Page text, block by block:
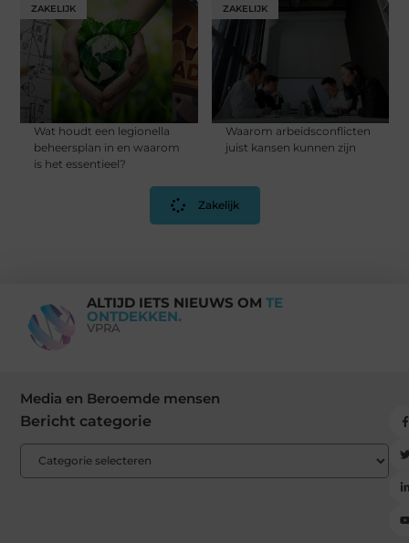
ZAKELIJK
Wat houdt een legionella
beheersplan in en waarom
is het essentieel?
ZAKELIJK
Waarom arbeidsconflicten
juist kansen kunnen zijn
Zakelijk
ALTIJD IETS NIEUWS OM TE
ONTDEKKEN.
VPRA
Media en Beroemde mensen
Bericht categorie